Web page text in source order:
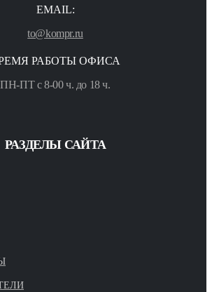
EMAIL:
to@kompr.ru
РАБОТЫ ОФИСА
ПН-ПТ с 8-00 ч. до 18 ч.
РАЗДЕЛЫ САЙТА